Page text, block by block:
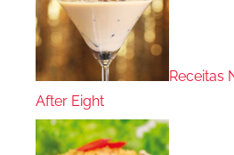
Receitas
After Eight